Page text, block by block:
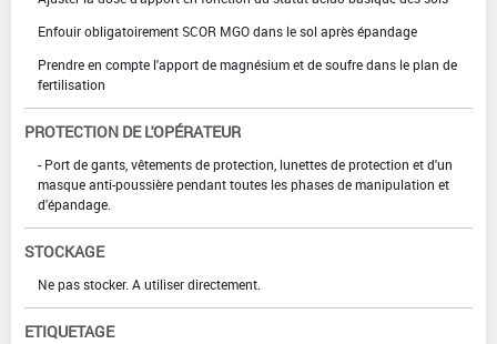
Enfouir obligatoirement SCOR MGO dans le sol après épandage
Prendre en compte l'apport de magnésium et de soufre dans le plan de
fertilisation
PROTECTION DE L'OPÉRATEUR
- Port de gants, vêtements de protection, lunettes de protection et d'un
masque anti-poussière pendant toutes les phases de manipulation et
d'épandage.
STOCKAGE
Ne pas stocker. A utiliser directement.
ETIQUETAGE